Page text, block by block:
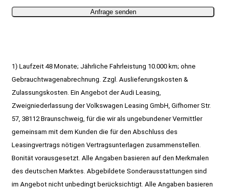
1) Laufzeit 48 Monate; Jährliche Fahrleistung 10.000 km; ohne
Gebrauchtwagenabrechnung. Zzgl. Auslieferungskosten &
Zulassungskosten. Ein Angebot der Audi Leasing,
Zweigniederlassung der Volkswagen Leasing GmbH, Gifhorner Str.
57, 38112 Braunschweig, für die wir als ungebundener Vermittler
gemeinsam mit dem Kunden die für den Abschluss des
Leasingvertrags nötigen Vertragsunterlagen zusammenstellen.
Bonität vorausgesetzt. Alle Angaben basieren auf den Merkmalen
des deutschen Marktes. Abgebildete Sonderausstattungen sind
im Angebot nicht unbedingt berücksichtigt. Alle Angaben basieren